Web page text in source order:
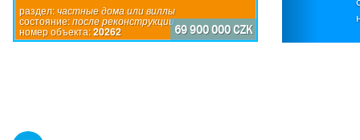
раздел:частные дома или виллы
состояние:после реконструкции
номер объекта:20262 69 900 000 CZK